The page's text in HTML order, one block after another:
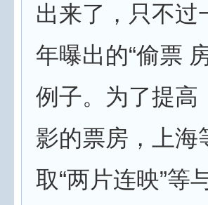
出来了，只不
年曝出的“偷票
例子。为了提高
影的票房，上海
取“两片连映”等